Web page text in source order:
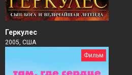
Геркулес
2005, США
Фильм